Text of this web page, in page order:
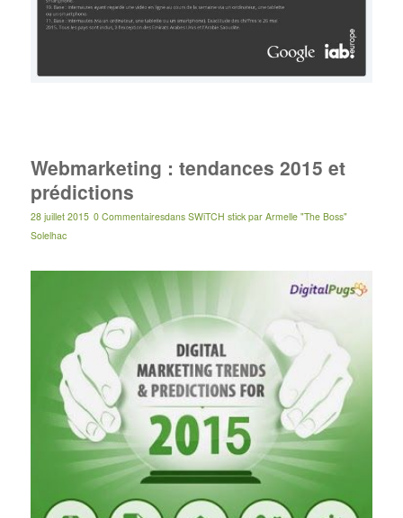
Webmarketing : tendances 2015 et
prédictions
28 juillet 2015 0 Commentairesdans SWiTCH stick par Armelle "The Boss"
Solelhac